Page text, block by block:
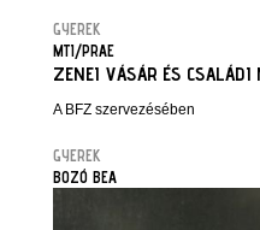
GYEREK
MTI/PRAE
ZENEI VÁSÁR ÉS CSALÁDI
A BFZ szervezésében
GYEREK
BOZÓ BEA